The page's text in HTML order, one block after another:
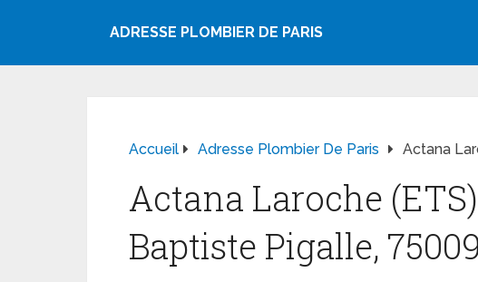
ADRESSE PLOMBIER DE PARIS
Accueil Adresse Plombier De Paris Actana
Actana Laroche
Baptiste Pigalle,